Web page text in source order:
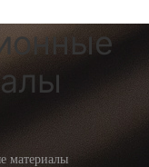
материалы